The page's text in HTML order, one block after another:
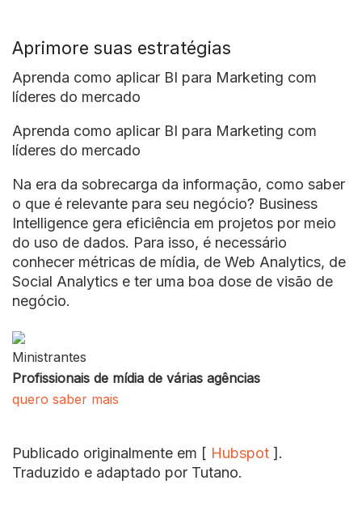
Aprimore suas estratégias
Aprenda como aplicar BI para Marketing com
líderes do mercado
Aprenda como aplicar BI para Marketing com
líderes do mercado
Na era da sobrecarga da informação, como saber
o que é relevante para seu negócio? Business
Intelligence gera eficiência em projetos por meio
do uso de dados. Para isso, é necessário
conhecer métricas de mídia, de Web Analytics, de
Social Analytics e ter uma boa dose de visão de
negócio.
Ministrantes
Profissionais de mídia de várias agências
quero saber mais
Publicado originalmente em [ Hubspot ].
Traduzido e adaptado por Tutano.